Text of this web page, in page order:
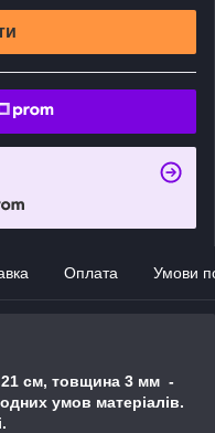
Оплата Умови
21 см, товщина 3 мм -
умов матеріалів.